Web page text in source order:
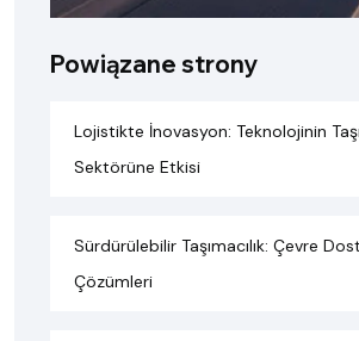
Powiązane strony
Lojistikte İnovasyon: Teknolojinin
Sektörüne Etkisi
Sürdürülebilir Taşımacılık: Çevre
Çözümleri